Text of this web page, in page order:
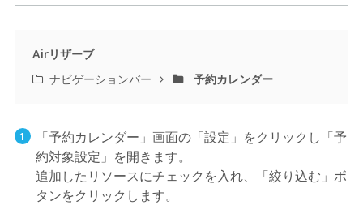
Airリザーブ
ナビゲーションバー
予約カレンダー
「予約カレンダー」画面の「設定」をクリックし「予
約対象設定」を開きます。
追加したリソースにチェックを入れ、「絞り込む」ボ
タンをクリックします。